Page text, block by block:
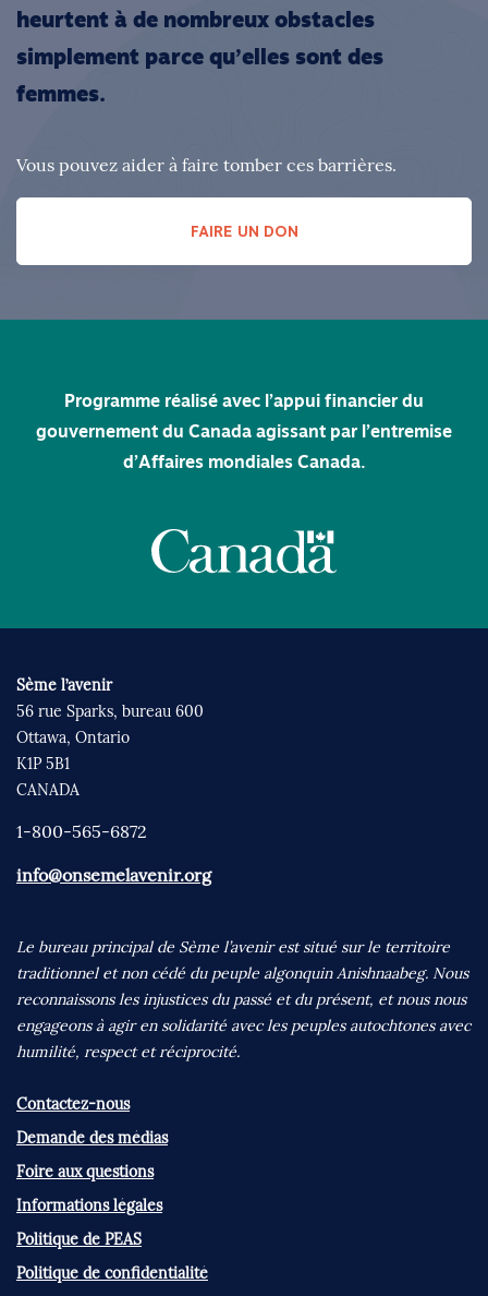
heurtent à de nombreux obstacles
simplement parce qu’elles sont des
femmes.
Vous pouvez aider à faire tomber ces barrières.
FAIRE UN DON
Programme réalisé avec l’appui financier du
gouvernement du Canada agissant par l’entremise
d’Affaires mondiales Canada.
Sème l’avenir
56 rue Sparks, bureau 600
Ottawa, Ontario
K1P 5B1
CANADA
1-800-565-6872
info@onsemelavenir.org
Le bureau principal de Sème l’avenir est situé sur le territoire
traditionnel et non cédé du peuple algonquin Anishnaabeg. Nous
reconnaissons les injustices du passé et du présent, et nous nous
engageons à agir en solidarité avec les peuples autochtones avec
humilité, respect et réciprocité.
Contactez-nous
Demande des médias
Foire aux questions
Informations légales
Politique de PEAS
Politique de confidentialité